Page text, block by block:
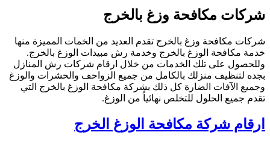
مكافحة وزغ بالخرج
مكافحة وزغ بالخرج تقدم العديد من الخمات المميزة منها
مكافحة الوزغ بالخرج وخدمة رش مبيدات الوزغ بالخرج.
على تلك الخدمات من خلال ارقام شركات رش المنازل
لتنظيف منزلك بالكامل من جميع الزواحف والحشرات والوزغ
الآفات الضارة كل ذلك بشركة مكافحة الوزغ بالخرج التي
جميع الحلول للتخلص نهائياُ من الوزغ.
شركة مكافحة الوزغ الخرج